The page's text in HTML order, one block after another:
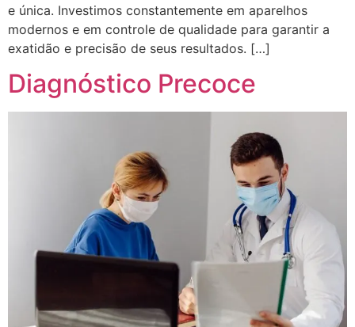
e única. Investimos constantemente em aparelhos
modernos e em controle de qualidade para garantir a
exatidão e precisão de seus resultados. […]
Diagnóstico Precoce